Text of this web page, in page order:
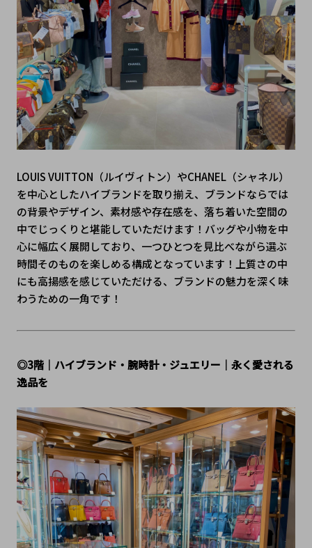
LOUIS VUITTON（ルイヴィトン）やCHANEL（シャネル）
を中心としたハイブランドを取り揃え、ブランドならでは
の背景やデザイン、素材感や存在感を、落ち着いた空間の
中でじっくりと堪能していただけます！バッグや小物を中
心に幅広く展開しており、一つひとつを見比べながら選ぶ
時間そのものを楽しめる構成となっています！上質さの中
にも高揚感を感じていただける、ブランドの魅力を深く味
わうための一角です！
◎3階｜ハイブランド・腕時計・ジュエリー｜永く愛される
逸品を